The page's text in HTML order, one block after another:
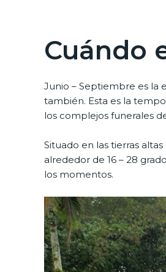
Cuándo
Junio – Septiembre es la
también. Esta es la
los complejos funerales
Situado en las tierras
alrededor de 16 – 28
los momentos.